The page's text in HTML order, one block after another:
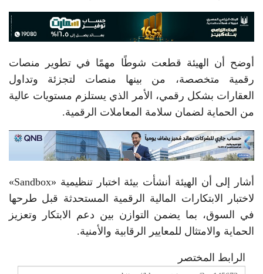
أوضح أن الهيئة قطعت شوطًا مهمًا في تطوير منصات
رقمية متخصصة، من بينها منصات لتجزئة وتداول
العقارات بشكل رقمي، الأمر الذي يستلزم مستويات عالية
من الحماية لضمان سلامة المعاملات الرقمية.
أشار إلى أن الهيئة أنشأت بيئة اختبار تنظيمية «Sandbox»
لاختبار الابتكارات المالية الرقمية المستحدثة قبل طرحها
في السوق، بما يضمن التوازن بين دعم الابتكار وتعزيز
الحماية والامتثال للمعايير الرقابية والأمنية.
الرابط المختصر